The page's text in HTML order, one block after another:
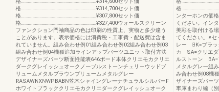
格…………………………………………………………¥314,700セット価
格…………………………………………………………¥307,800セット価
格…………………………………………………………¥327,400ウォールスクリーン
ファンクション門袖商品の色は印刷の性質上、実物と多少違う
ことがあります。表示価格には消費税・工事費・配送費は含ま
れていません。組み合わせ例01組み合わせ例02組み合わせ例03
組み合わせ例04機種追加ラインアップパーツユニット取付方法
デザイナーズパーツ断面性能表646ボード本体クリエモカクリエ
ダークグレイッシュオークノーブルストーンチェリーウッドブ
リュームメタルブラウンブリュームメタルグレー
RASAWNXNWPBABN笠木シャイングレーナチュラルシルバーF
ホワイトブラッククリエモカクリエダークグレイッシュオーク
格
ンターホンの価
ください。イン
美彩を取付ける
てください。※セ
レー BK=ブラ
カ SA=クリエ
ルストーン BA=
メタルグレー組
み合わせ例08機
ザイナーズパー
車庫まわり編（